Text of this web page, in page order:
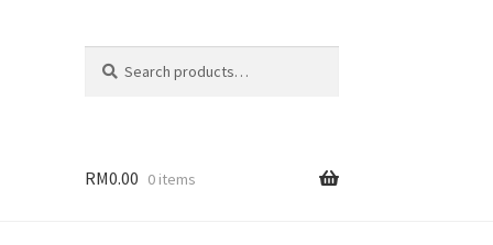
for:
RM0.00 0 items